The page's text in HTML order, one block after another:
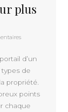
plus
d’un
de
propriété.
points
chaque